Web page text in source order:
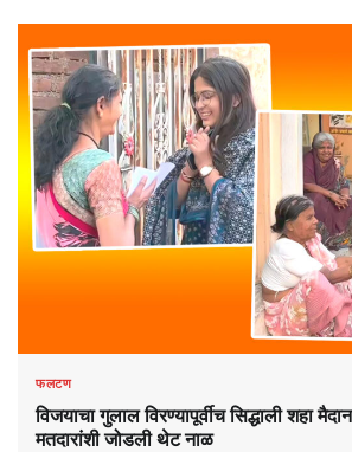
फलटण
विजयाचा गुलाल विरण्यापूर्वीच सिद्धाली शहा
मतदारांशी जोडली थेट नाळ